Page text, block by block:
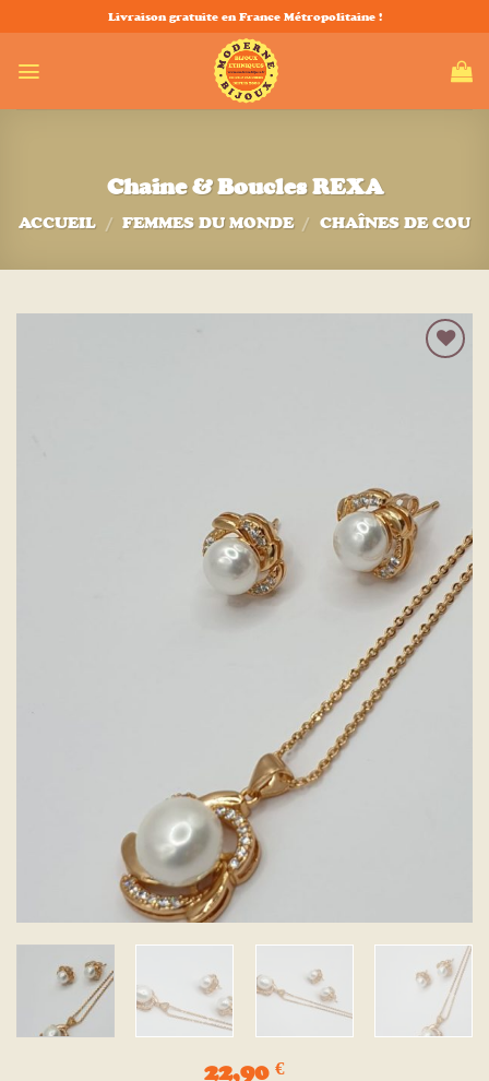
au
contenu
Livraison gratuite en France Métropolitaine !
Chaine & Boucles REXA
ACCUEIL / FEMMES DU MONDE / CHAÎNES DE COU
22,90 €